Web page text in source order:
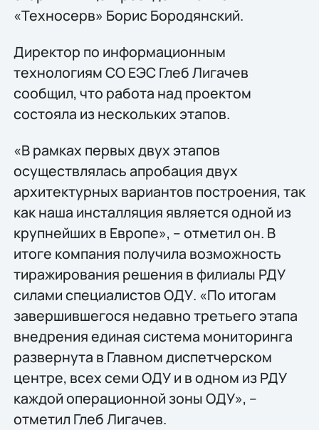
«Техносерв» Борис Бородянский.
Директор по информационным
технологиям СО ЕЭС Глеб Лигачев
сообщил, что работа над проектом
состояла из нескольких этапов.
«В рамках первых двух этапов
осуществлялась апробация двух
архитектурных вариантов построения, так
как наша инсталляция является одной из
крупнейших в Европе», – отметил он. В
итоге компания получила возможность
тиражирования решения в филиалы РДУ
силами специалистов ОДУ. «По итогам
завершившегося недавно третьего этапа
внедрения единая система мониторинга
развернута в Главном диспетчерском
центре, всех семи ОДУ и в одном из РДУ
каждой операционной зоны ОДУ», –
отметил Глеб Лигачев.